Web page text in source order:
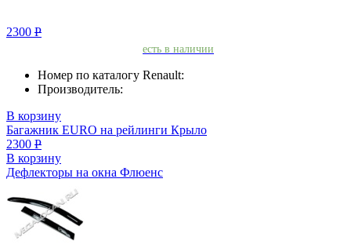
2300 Р
есть в наличии
Номер по каталогу Renault:
Производитель:
В корзину
Багажник EURO на рейлинги Крыло
2300 Р
В корзину
Дефлекторы на окна Флюенс